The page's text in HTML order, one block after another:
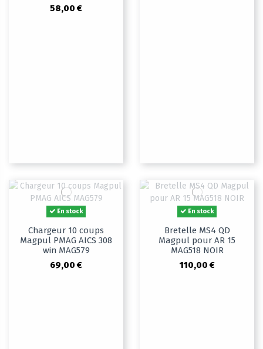
58,00 €
En stock
Chargeur 10 coups
Magpul PMAG AICS 308
win MAG579
69,00 €
En stock
Bretelle MS4 QD
Magpul pour AR 15
MAG518 NOIR
110,00 €